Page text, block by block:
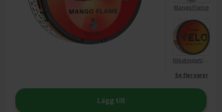
Mango Flame
Nikotinportionspåsar Tropical Mango S5 14Mg
Se fler varor
Lägg till